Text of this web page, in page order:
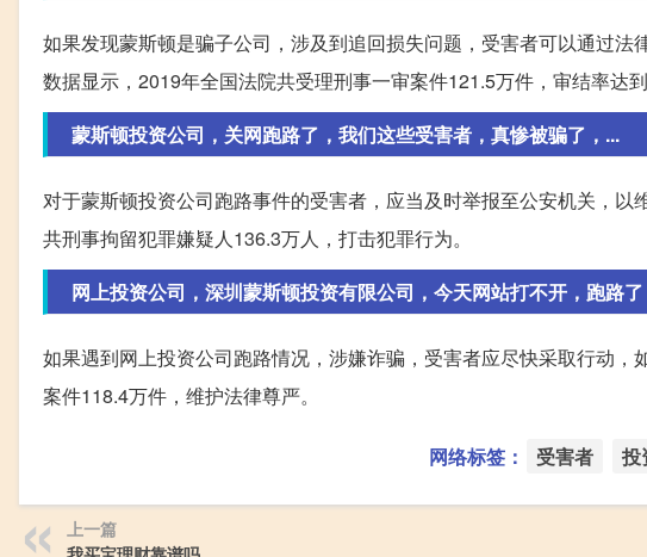
如果发现蒙斯顿是骗子公司，涉及到追回损失问题，受害者可以通过
数据显示，2019年全国法院共受理刑事一审案件121.5万件，审结率达到
蒙斯顿投资公司，关网跑路了，我们这些受害者，真惨被骗了，...
对于蒙斯顿投资公司跑路事件的受害者，应当及时举报至公安机关，
共刑事拘留犯罪嫌疑人136.3万人，打击犯罪行为。
网上投资公司，深圳蒙斯顿投资有限公司，今天网站打不开，跑路了
如果遇到网上投资公司跑路情况，涉嫌诈骗，受害者应尽快采取行动
案件118.4万件，维护法律尊严。
网络标签： 受害者 投
上一篇